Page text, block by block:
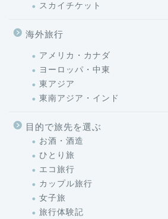
スカイチケット
海外旅行
アメリカ・カナダ
ヨーロッパ・中東
東アジア
東南アジア・インド
目的で旅先を選ぶ
お酒・酒造
ひとり旅
エコ旅行
カップル旅行
女子旅
旅行体験記